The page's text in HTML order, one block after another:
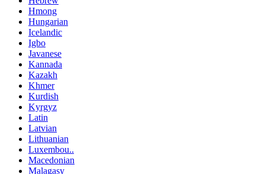
Hmong
Hungarian
Icelandic
Igbo
Javanese
Kannada
Kazakh
Khmer
Kurdish
Kyrgyz
Latin
Latvian
Lithuanian
Luxembou..
Macedonian
Malagasy